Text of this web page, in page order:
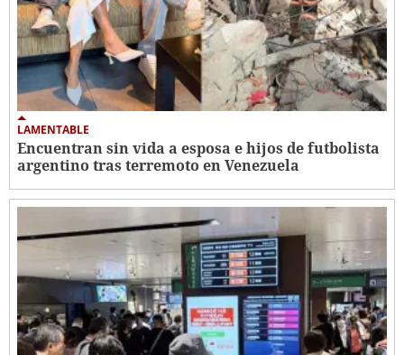
LAMENTABLE
Encuentran sin vida a esposa e hijos de futbolista
argentino tras terremoto en Venezuela